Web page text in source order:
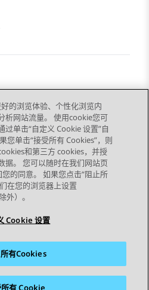
下一主题
的浏览体验、个性化浏览内
析网站流量。 使用cookie您可
单击“自定义 Cookie 设置”自
您单击“接受所有 Cookies”，则
和第三方 cookies，并授
据。 您可以随时在我们网站页
的同意。 如果您点击“阻止所
在您的浏览器上设置
外）。
Cookie 设置
有Cookies
有 Cookie